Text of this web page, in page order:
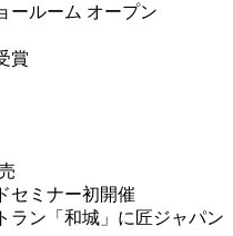
ールーム オープン
賞
セミナー初開催
ラン「和城」に匠ジャパン